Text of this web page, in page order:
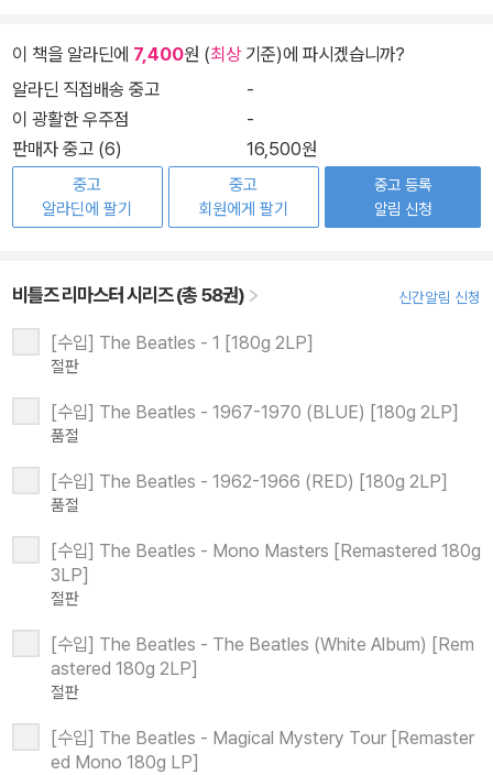
이 책을 알라딘에 7,400원 (최상기준)에 파시겠습니까?
알라딘 직접배송 중고
-
이 광활한 우주점
-
판매자 중고 (6)
16,500원
중고
알라딘에 팔기
중고
회원에게 팔기
중고 등록
알림 신청
비틀즈 리마스터 시리즈 (총 58권) 신간알림 신청
[수입] The Beatles - 1 [180g 2LP]
절판
[수입] The Beatles - 1967-1970 (BLUE) [180g 2LP]
품절
[수입] The Beatles - 1962-1966 (RED) [180g 2LP]
품절
[수입] The Beatles - Mono Masters [Remastered 180g
3LP]
절판
[수입] The Beatles - The Beatles (White Album) [Rem
astered 180g 2LP]
절판
[수입] The Beatles - Magical Mystery Tour [Remaster
ed Mono 180g LP]